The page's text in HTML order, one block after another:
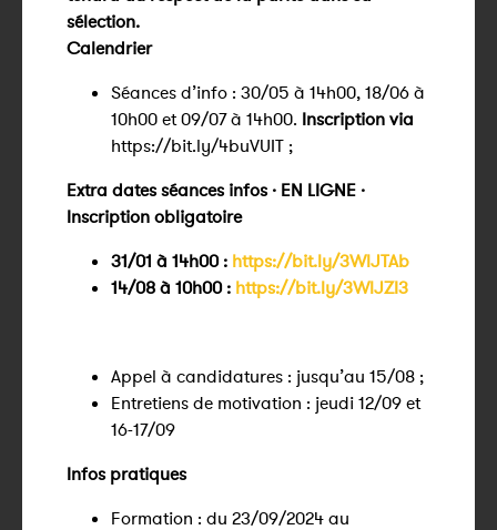
sélection.
Calendrier
Séances d’info : 30/05 à 14h00, 18/06 à
10h00 et 09/07 à 14h00. Inscription via
https://bit.ly/4buVUIT ;
Extra dates séances infos · EN LIGNE ·
Inscription obligatoire
31/01 à 14h00 : https://bit.ly/3WlJTAb
14/08 à 10h00 : https://bit.ly/3WlJZI3
Appel à candidatures : jusqu’au 15/08 ;
Entretiens de motivation : jeudi 12/09 et
16-17/09
Infos pratiques
Formation : du 23/09/2024 au